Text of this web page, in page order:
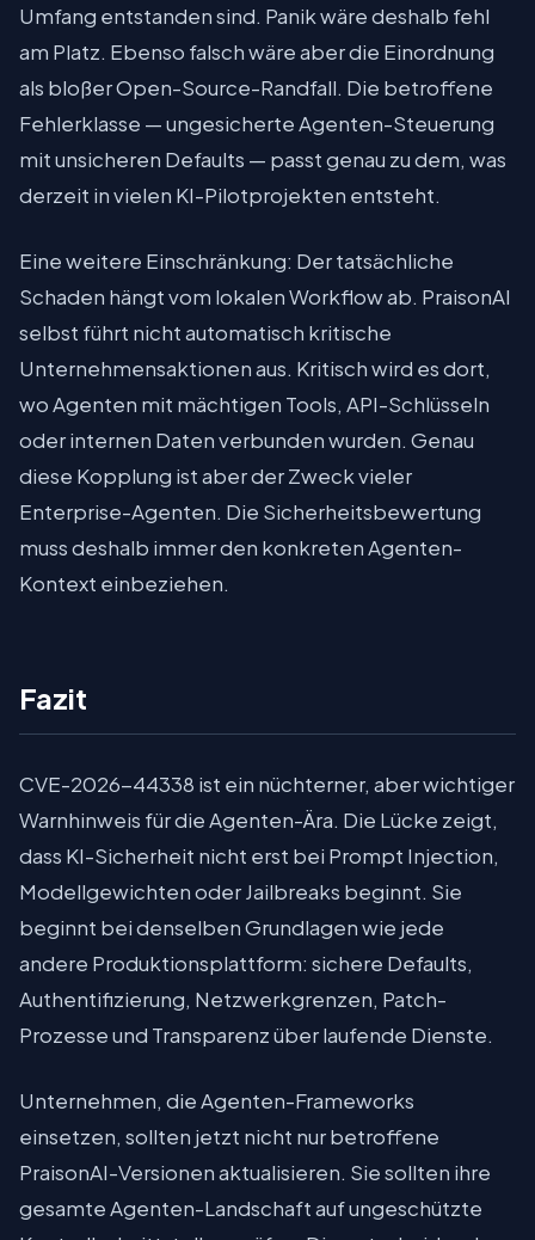
Umfang entstanden sind. Panik wäre deshalb fehl
am Platz. Ebenso falsch wäre aber die Einordnung
als bloßer Open-Source-Randfall. Die betroffene
Fehlerklasse — ungesicherte Agenten-Steuerung
mit unsicheren Defaults — passt genau zu dem, was
derzeit in vielen KI-Pilotprojekten entsteht.
Eine weitere Einschränkung: Der tatsächliche
Schaden hängt vom lokalen Workflow ab. PraisonAI
selbst führt nicht automatisch kritische
Unternehmensaktionen aus. Kritisch wird es dort,
wo Agenten mit mächtigen Tools, API-Schlüsseln
oder internen Daten verbunden wurden. Genau
diese Kopplung ist aber der Zweck vieler
Enterprise-Agenten. Die Sicherheitsbewertung
muss deshalb immer den konkreten Agenten-
Kontext einbeziehen.
Fazit
CVE-2026-44338 ist ein nüchterner, aber wichtiger
Warnhinweis für die Agenten-Ära. Die Lücke zeigt,
dass KI-Sicherheit nicht erst bei Prompt Injection,
Modellgewichten oder Jailbreaks beginnt. Sie
beginnt bei denselben Grundlagen wie jede
andere Produktionsplattform: sichere Defaults,
Authentifizierung, Netzwerkgrenzen, Patch-
Prozesse und Transparenz über laufende Dienste.
Unternehmen, die Agenten-Frameworks
einsetzen, sollten jetzt nicht nur betroffene
PraisonAI-Versionen aktualisieren. Sie sollten ihre
gesamte Agenten-Landschaft auf ungeschützte